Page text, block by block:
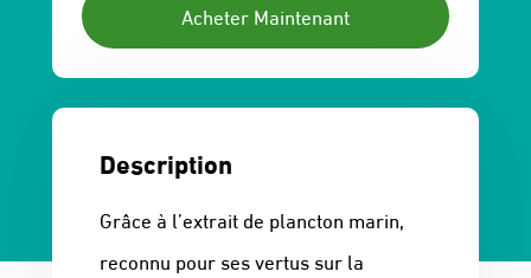
Acheter Maintenant
Description
Grâce à l’extrait de plancton marin,
reconnu pour ses vertus sur la